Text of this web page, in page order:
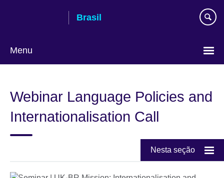
Brasil
Menu
language
Webinar Language Policies and
Internationalisation Call
Nesta seção